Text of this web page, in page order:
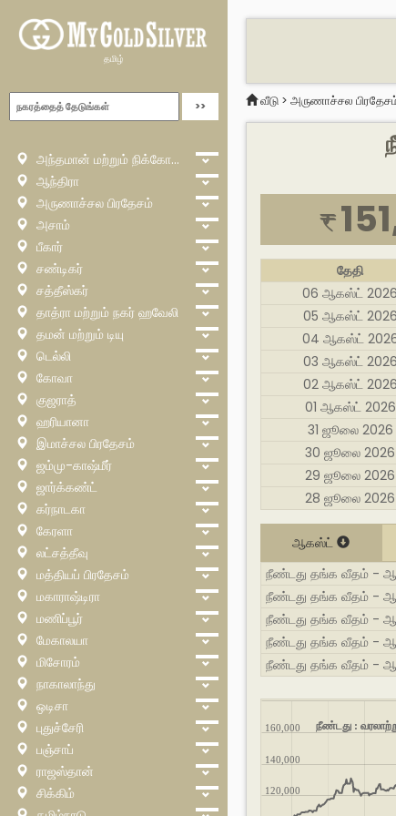
தமிழ்
அந்தமான் மற்றும் நிக்கோபார்
ஆந்திரா
அருணாச்சல பிரதேசம்
அசாம்
பீகார்
சண்டிகர்
சத்தீஸ்கர்
தாத்ரா மற்றும் நகர் ஹவேலி
தமன் மற்றும் டியு
டெல்லி
கோவா
குஜராத்
ஹரியானா
இமாச்சல பிரதேசம்
ஜம்மு-காஷ்மீர்
ஜார்க்கண்ட்
கர்நாடகா
கேரளா
லட்சத்தீவு
மத்தியப் பிரதேசம்
மகாராஷ்டிரா
மணிப்பூர்
மேகாலயா
மிசோரம்
நாகாலாந்து
ஒடிசா
புதுச்சேரி
பஞ்சாப்
ராஜஸ்தான்
சிக்கிம்
வீடு > அருணாச்சல
₹
தேதி
06 ஆகஸ்ட் 2026
05 ஆகஸ்ட் 2026
04 ஆகஸ்ட்
03 ஆகஸ்ட் 2026
02 ஆகஸ்ட் 2026
01 ஆகஸ்ட் 2026
31 ஜூலை 2026
30 ஜூலை 2026
29 ஜூலை 2026
28 ஜூலை 2026
ஆகஸ்ட்
நீண்டது தங்க வீதம் -
நீண்டது தங்க வீதம் -
நீண்டது தங்க வீதம் -
நீண்டது தங்க வீதம் -
நீண்டது தங்க வீதம் -
நீண்டது :
120,000
140,000
160,000